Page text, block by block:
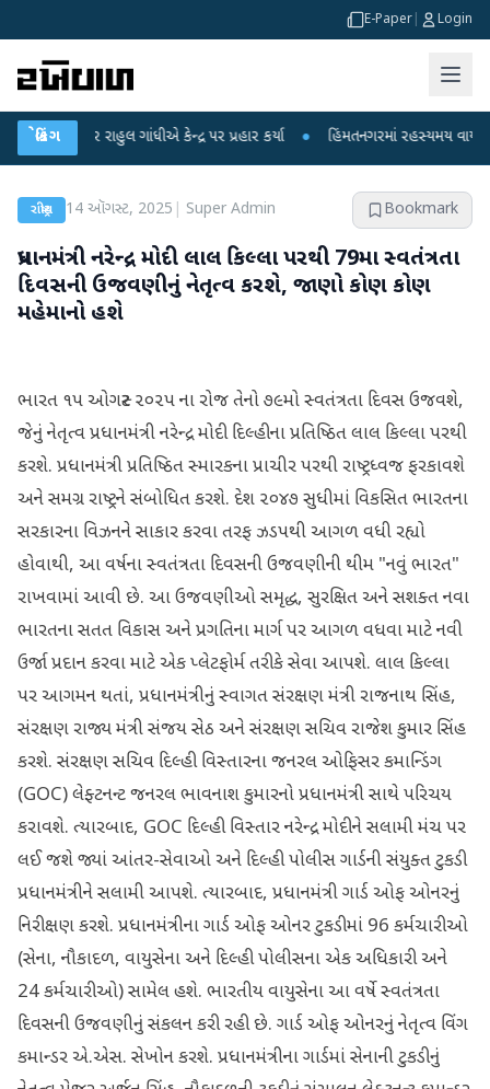
E-Paper Login
બ્રેકિંગ
પર રાહુલ ગાંધીએ કેન્દ્ર પર પ્રહાર કર્યા ● હિંમતનગરમાં રહસ્યમય વાયરસ કે
રાષ્ટ્રીય 14 ઑગસ્ટ, 2025 Super Admin Bookmark
પ્રધાનમંત્રી નરેન્દ્ર મોદી લાલ કિલ્લા પરથી 79મા સ્વતંત્રતા
દિવસની ઉજવણીનું નેતૃત્વ કરશે, જાણો કોણ કોણ
મહેમાનો હશે
ભારત ૧૫ ઓગસ્ટ ૨૦૨૫ ના રોજ તેનો ૭૯મો સ્વતંત્રતા દિવસ ઉજવશે,
જેનું નેતૃત્વ પ્રધાનમંત્રી નરેન્દ્ર મોદી દિલ્હીના પ્રતિષ્ઠિત લાલ કિલ્લા પરથી
કરશે. પ્રધાનમંત્રી પ્રતિષ્ઠિત સ્મારકના પ્રાચીર પરથી રાષ્ટ્રધ્વજ ફરકાવશે
અને સમગ્ર રાષ્ટ્રને સંબોધિત કરશે. દેશ ૨૦૪૭ સુધીમાં વિકસિત ભારતના
સરકારના વિઝનને સાકાર કરવા તરફ ઝડપથી આગળ વધી રહ્યો
હોવાથી, આ વર્ષના સ્વતંત્રતા દિવસની ઉજવણીની થીમ "નવું ભારત"
રાખવામાં આવી છે. આ ઉજવણીઓ સમૃદ્ધ, સુરક્ષિત અને સશક્ત નવા
ભારતના સતત વિકાસ અને પ્રગતિના માર્ગ પર આગળ વધવા માટે નવી
ઉર્જા પ્રદાન કરવા માટે એક પ્લેટફોર્મ તરીકે સેવા આપશે. લાલ કિલ્લા
પર આગમન થતાં, પ્રધાનમંત્રીનું સ્વાગત સંરક્ષણ મંત્રી રાજનાથ સિંહ,
સંરક્ષણ રાજ્ય મંત્રી સંજય સેઠ અને સંરક્ષણ સચિવ રાજેશ કુમાર સિંહ
કરશે. સંરક્ષણ સચિવ દિલ્હી વિસ્તારના જનરલ ઓફિસર કમાન્ડિંગ
(GOC) લેફ્ટનન્ટ જનરલ ભાવનાશ કુમારનો પ્રધાનમંત્રી સાથે પરિચય
કરાવશે. ત્યારબાદ, GOC દિલ્હી વિસ્તાર નરેન્દ્ર મોદીને સલામી મંચ પર
લઈ જશે જ્યાં આંતર-સેવાઓ અને દિલ્હી પોલીસ ગાર્ડની સંયુક્ત ટુકડી
પ્રધાનમંત્રીને સલામી આપશે. ત્યારબાદ, પ્રધાનમંત્રી ગાર્ડ ઓફ ઓનરનું
નિરીક્ષણ કરશે. પ્રધાનમંત્રીના ગાર્ડ ઓફ ઓનર ટુકડીમાં 96 કર્મચારીઓ
(સેના, નૌકાદળ, વાયુસેના અને દિલ્હી પોલીસના એક અધિકારી અને
24 કર્મચારીઓ) સામેલ હશે. ભારતીય વાયુસેના આ વર્ષે સ્વતંત્રતા
દિવસની ઉજવણીનું સંકલન કરી રહી છે. ગાર્ડ ઓફ ઓનરનું નેતૃત્વ વિંગ
કમાન્ડર એ.એસ. સેખોન કરશે. પ્રધાનમંત્રીના ગાર્ડમાં સેનાની ટુકડીનું